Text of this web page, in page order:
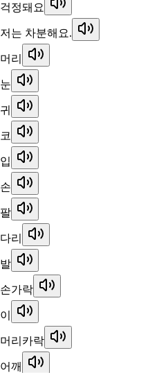
걱정돼요
저는 차분해요.
머리
눈
귀
코
입
손
팔
다리
발
손가락
이
머리카락
어깨